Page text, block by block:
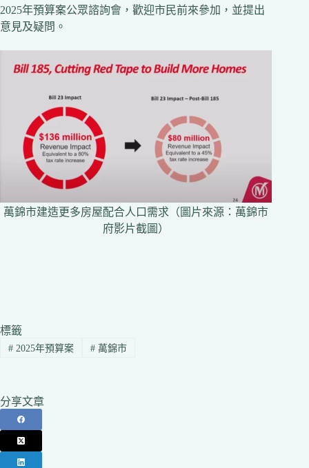
2025年預算案公眾諮詢會，歡迎市民前來參加，並提出
意見及疑問。
萬錦市建造更多房屋配合人口需求（圖片來源：萬錦市
府影片截圖）
標籤
#2025年預算案 #萬錦市
分享文章